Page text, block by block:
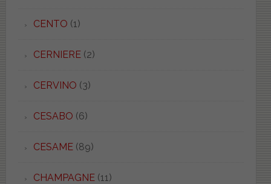
CENTO (1)
CERNIERE(2)
CERVINO (3)
CESABO (6)
CESAME(89)
CHAMPAGNE(11)